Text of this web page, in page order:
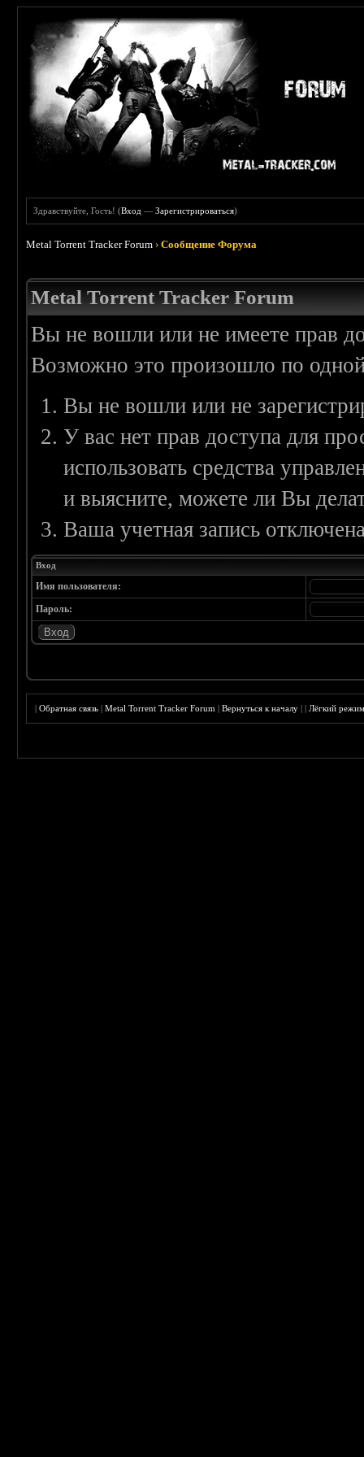
Здравствуйте, Гость! (Вход —Зарегистрироваться)
Metal Torrent Tracker Forum ›Сообщение Форума
Metal Torrent Tracker Forum
Вы не вошли или не имеете прав
Возможно это произошло по
Вы не вошли или не
У вас нет прав доступа для
использовать средства
и выясните, можете ли Вы
Ваша учетная запись
Вход
Имя пользователя:
Пароль:
|Обратная связь |Metal Torrent Tracker Forum |Вернуться к началу ||Лёгкий